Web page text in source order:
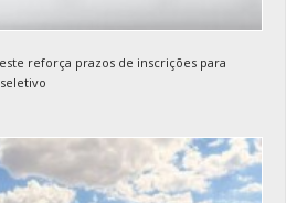
reforça prazos de inscrições para